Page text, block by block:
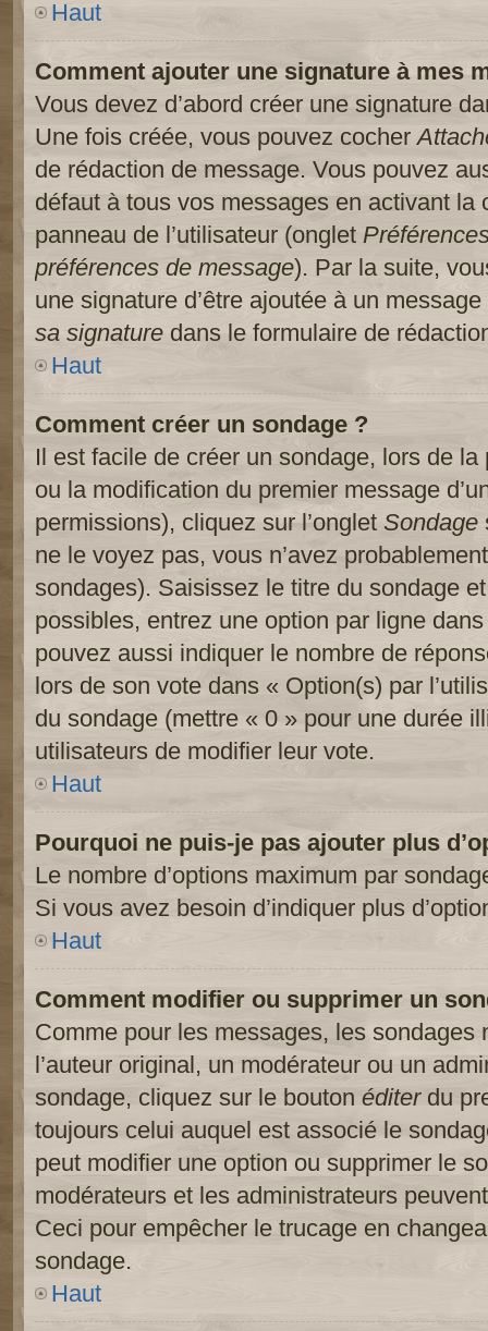
Haut
Comment ajouter une signature à mes
Vous devez d’abord créer une signature
Une fois créée, vous pouvez cocher
de rédaction de message. Vous pouvez
défaut à tous vos messages en activant la
panneau de l’utilisateur (onglet
préférences de message). Par la suite,
une signature d’être ajoutée à un
sa signature dans le formulaire de
Haut
Comment créer un sondage ?
Il est facile de créer un sondage, lors de la
ou la modification du premier message
permissions), cliquez sur l’onglet Sondage
ne le voyez pas, vous n’avez
sondages). Saisissez le titre du sondage
possibles, entrez une option par ligne
pouvez aussi indiquer le nombre de
lors de son vote dans « Option(s) par
du sondage (mettre « 0 » pour une durée
utilisateurs de modifier leur vote.
Haut
Pourquoi ne puis-je pas ajouter plus
Le nombre d’options maximum par
Si vous avez besoin d’indiquer plus
Haut
Comment modifier ou supprimer un
Comme pour les messages, les sondages
l’auteur original, un modérateur ou un
sondage, cliquez sur le bouton éditerdu
toujours celui auquel est associé le
peut modifier une option ou supprimer le
modérateurs et les administrateurs
Ceci pour empêcher le trucage en
sondage.
Haut